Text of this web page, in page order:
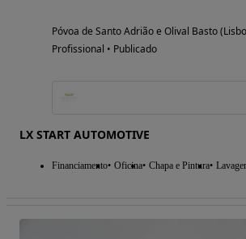
Póvoa de Santo Adrião e Olival Basto
Profissional • Publicado
LX START AUTOMOTIVE
Financiamento Oficina Chapa e Pintura